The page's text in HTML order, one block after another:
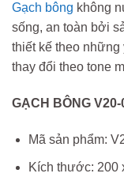
Gạch bông không
sống, an toàn bởi
thiết kế theo
thay đổi theo tone
GẠCH BÔNG V20-
Mã sản phẩm:
Kích thước: 200